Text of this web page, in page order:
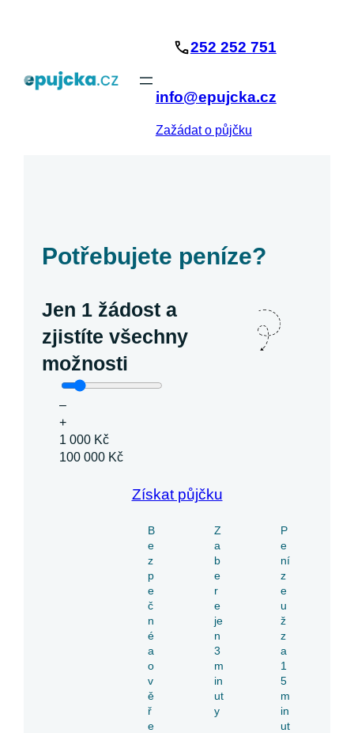
252 252 751
info@epujcka.cz
Zažádat o půjčku
Potřebujete peníze?
Jen 1 žádost a
zjistíte všechny
možnosti
–
+
1 000 Kč
100 000 Kč
Získat půjčku
B
e
z
p
e
č
n
é
a
o
v
ě
ř
e
Z
a
b
e
r
e
je
n
3
m
in
ut
y
P
e
ní
z
e
u
ž
z
a
1
5
m
in
ut